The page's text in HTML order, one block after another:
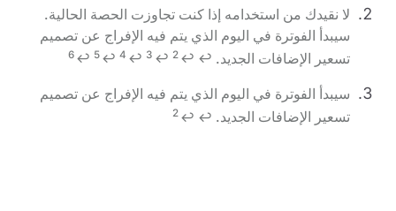
لا نقيدك من استخدامه إذا كنت تجاوزت الحصة الحالية.
سيبدأ الفوترة في اليوم الذي يتم فيه الإفراج عن تصميم
تسعير الإضافات الجديد. ↩
↩
2
↩
3
↩
4
↩
5
↩
6
سيبدأ الفوترة في اليوم الذي يتم فيه الإفراج عن تصميم
تسعير الإضافات الجديد. ↩
↩
2